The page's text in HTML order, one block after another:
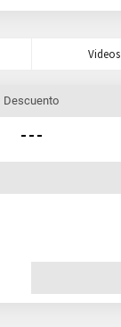
Videos
Descuento
- - -